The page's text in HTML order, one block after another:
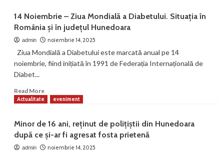
14 Noiembrie – Ziua Mondială a Diabetului. Situația în
România și în județul Hunedoara
admin noiembrie 14, 2025
Ziua Mondială a Diabetului este marcată anual pe 14
noiembrie, fiind inițiată în 1991 de Federația Internațională de
Diabet...
Read MoreRead
more
Noiembrie
–
Ziua
Actualitate eveniment
Minor de 16 ani, reținut de polițiștii din Hunedoara
după ce și-ar fi agresat fosta prietenă
admin noiembrie 14, 2025